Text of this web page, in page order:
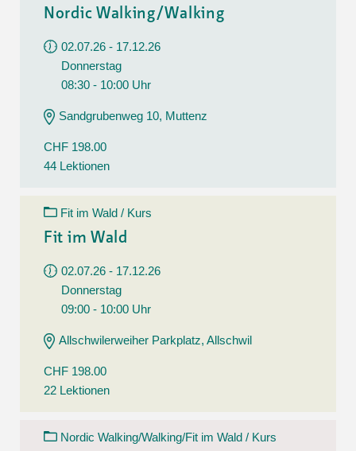
Nordic Walking/Walking
02.07.26 - 17.12.26
Donnerstag
08:30 - 10:00 Uhr
Sandgrubenweg 10, Muttenz
CHF 198.00
44 Lektionen
Fit im Wald / Kurs
Fit im Wald
02.07.26 - 17.12.26
Donnerstag
09:00 - 10:00 Uhr
Allschwilerweiher Parkplatz, Allschwil
CHF 198.00
22 Lektionen
Nordic Walking/Walking/Fit im Wald / Kurs